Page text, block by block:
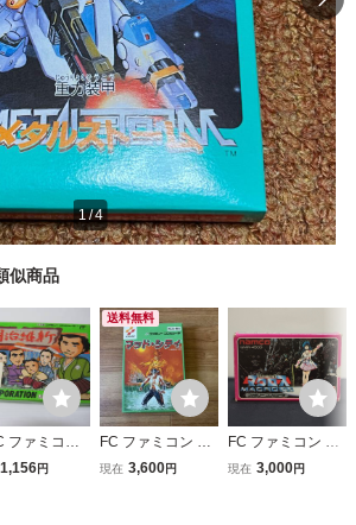
1/4
似商品
ファミコン
】明治維新
1,156円
送料無料
FC ファミコン マ
ッド・シティ KO
現在 3,600円
FC ファミコン 超
時空要塞マクロス
現在 3,000円